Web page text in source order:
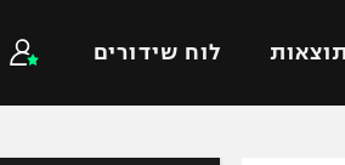
תוצאות לוח שידורים